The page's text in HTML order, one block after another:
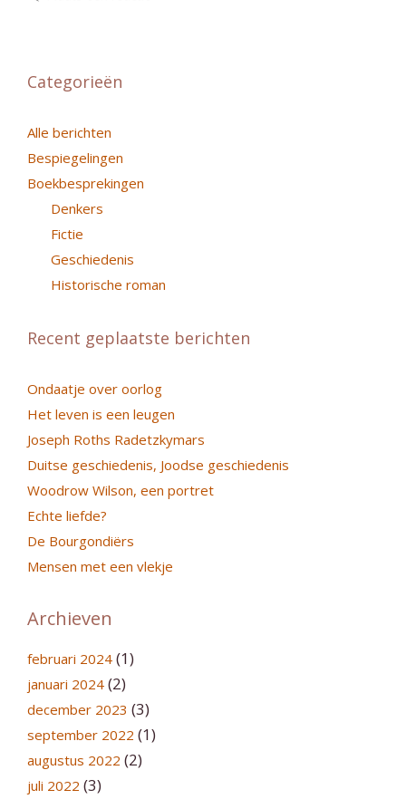
Categorieën
Alle berichten
Bespiegelingen
Boekbesprekingen
Denkers
Fictie
Geschiedenis
Historische roman
Recent geplaatste berichten
Ondaatje over oorlog
Het leven is een leugen
Joseph Roths Radetzkymars
Duitse geschiedenis, Joodse geschiedenis
Woodrow Wilson, een portret
Echte liefde?
De Bourgondiërs
Mensen met een vlekje
Archieven
februari 2024 (1)
januari 2024 (2)
december 2023 (3)
september 2022 (1)
augustus 2022 (2)
juli 2022 (3)